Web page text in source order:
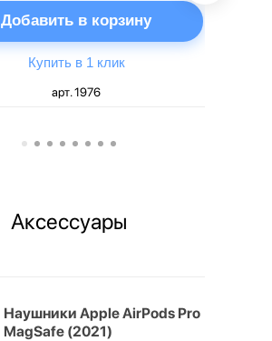
Добавить в корзину
Купить в 1 клик
арт. 1976
Аксессуары
Наушники Apple AirPods Pro
MagSafe (2021)